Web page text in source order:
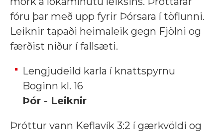
fóru þar með upp fyrir Þórsara í töflunni.
Leiknir tapaði heimaleik gegn Fjölni og
færðist niður í fallsæti.
Lengjudeild karla í knattspyrnu
Boginn kl. 16
Þór - Leiknir
Þróttur vann Keflavík 3:2 í gærkvöldi og